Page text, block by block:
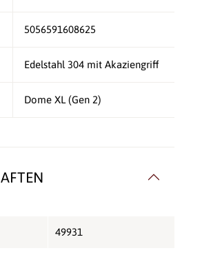
5056591608625
Edelstahl 304 mit Akaziengriff
Dome XL (Gen 2)
49931